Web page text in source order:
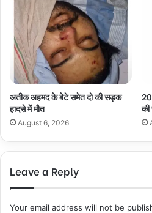
अतीक अहमद के बेटे समेत दो की सड़क
हादसे में मौत
August 6, 2026
Leave a Reply
Your email address will not be